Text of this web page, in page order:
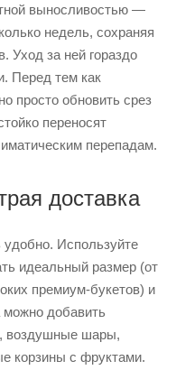
выносливостью —
недель, сохраняя
Уход за ней гораздо
Перед тем как
просто обновить срез
переносят
перепадам.
доставка
Используйте
идеальный размер (от
премиум-букетов) и
можно добавить
воздушные шары,
корзины с фруктами.